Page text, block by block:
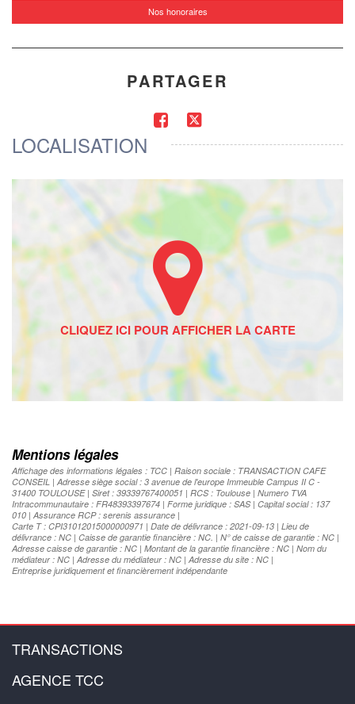
Nos honoraires
PARTAGER
LOCALISATION
Mentions légales
Affichage des informations légales : TCC | Raison sociale : TRANSACTION CAFE
CONSEIL | Adresse siège social : 3 avenue de l'europe Immeuble Campus II C -
31400 TOULOUSE | Siret : 39339767400051 | RCS : Toulouse | Numero TVA
Intracommunautaire : FR48393397674 | Forme juridique : SAS | Capital social : 137
010 | Assurance RCP : serenis assurance |
Carte T : CPI31012015000000971 | Date de délivrance : 2021-09-13 | Lieu de
délivrance : NC | Caisse de garantie financière : NC. | N° de caisse de garantie : NC |
Adresse caisse de garantie : NC | Montant de la garantie financière : NC | Nom du
médiateur : NC | Adresse du médiateur : NC | Adresse du site : NC |
Entreprise juridiquement et financièrement indépendante
TRANSACTIONS
AGENCE TCC